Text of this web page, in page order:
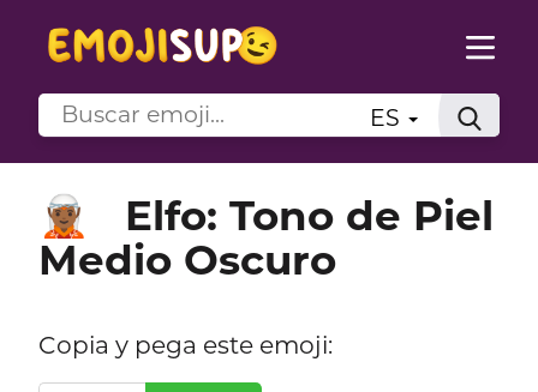
ES
🧝🏾
Elfo: Tono de Piel
Medio Oscuro
Copia y pega este emoji: